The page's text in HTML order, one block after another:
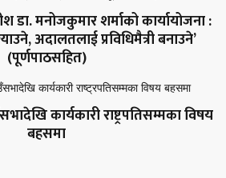
डा. मनोजकुमार शर्माको कार्यायोजना :
अदालतलाई प्रविधिमैत्री बनाउने’
(पूर्णपाठसहित)
कार्यकारी राष्ट्रपतिसम्मका विषय
बहसमा